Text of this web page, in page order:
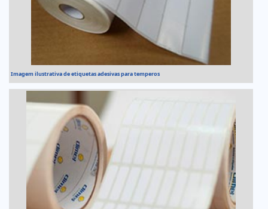
Imagem ilustrativa de etiquetas adesivas para temperos